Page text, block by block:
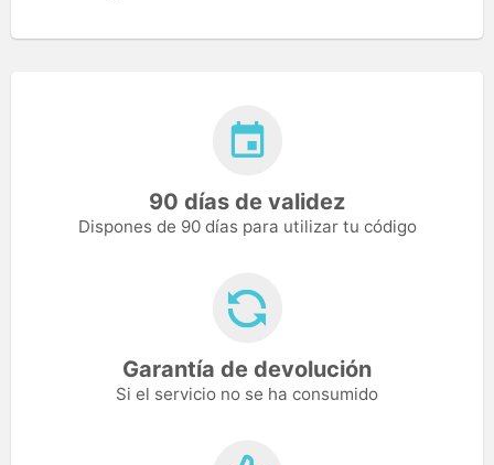
90 días de validez
Dispones de 90 días para utilizar tu código
Garantía de devolución
Si el servicio no se ha consumido